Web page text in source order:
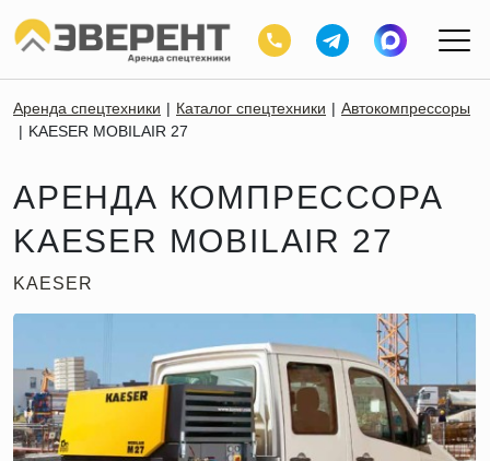
Аренда спецтехники Каталог спецтехники
Автокомпрессоры
KAESER MOBILAIR 27
АРЕНДА КОМПРЕССОРА
KAESER MOBILAIR 27
KAESER